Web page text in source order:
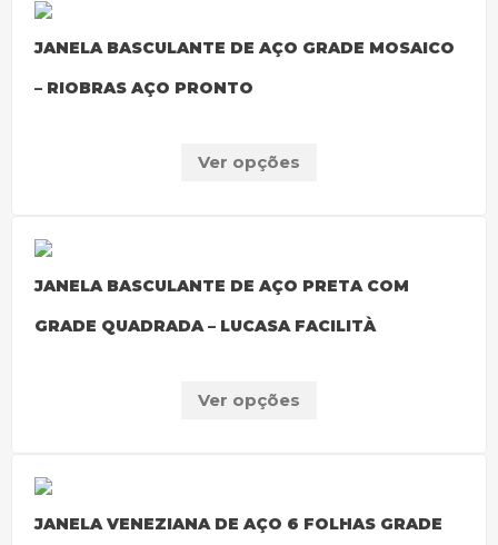
JANELA BASCULANTE DE AÇO GRADE MOSAICO
– RIOBRAS AÇO PRONTO
Ver opções
JANELA BASCULANTE DE AÇO PRETA COM
GRADE QUADRADA – LUCASA FACILITÀ
Ver opções
JANELA VENEZIANA DE AÇO 6 FOLHAS GRADE